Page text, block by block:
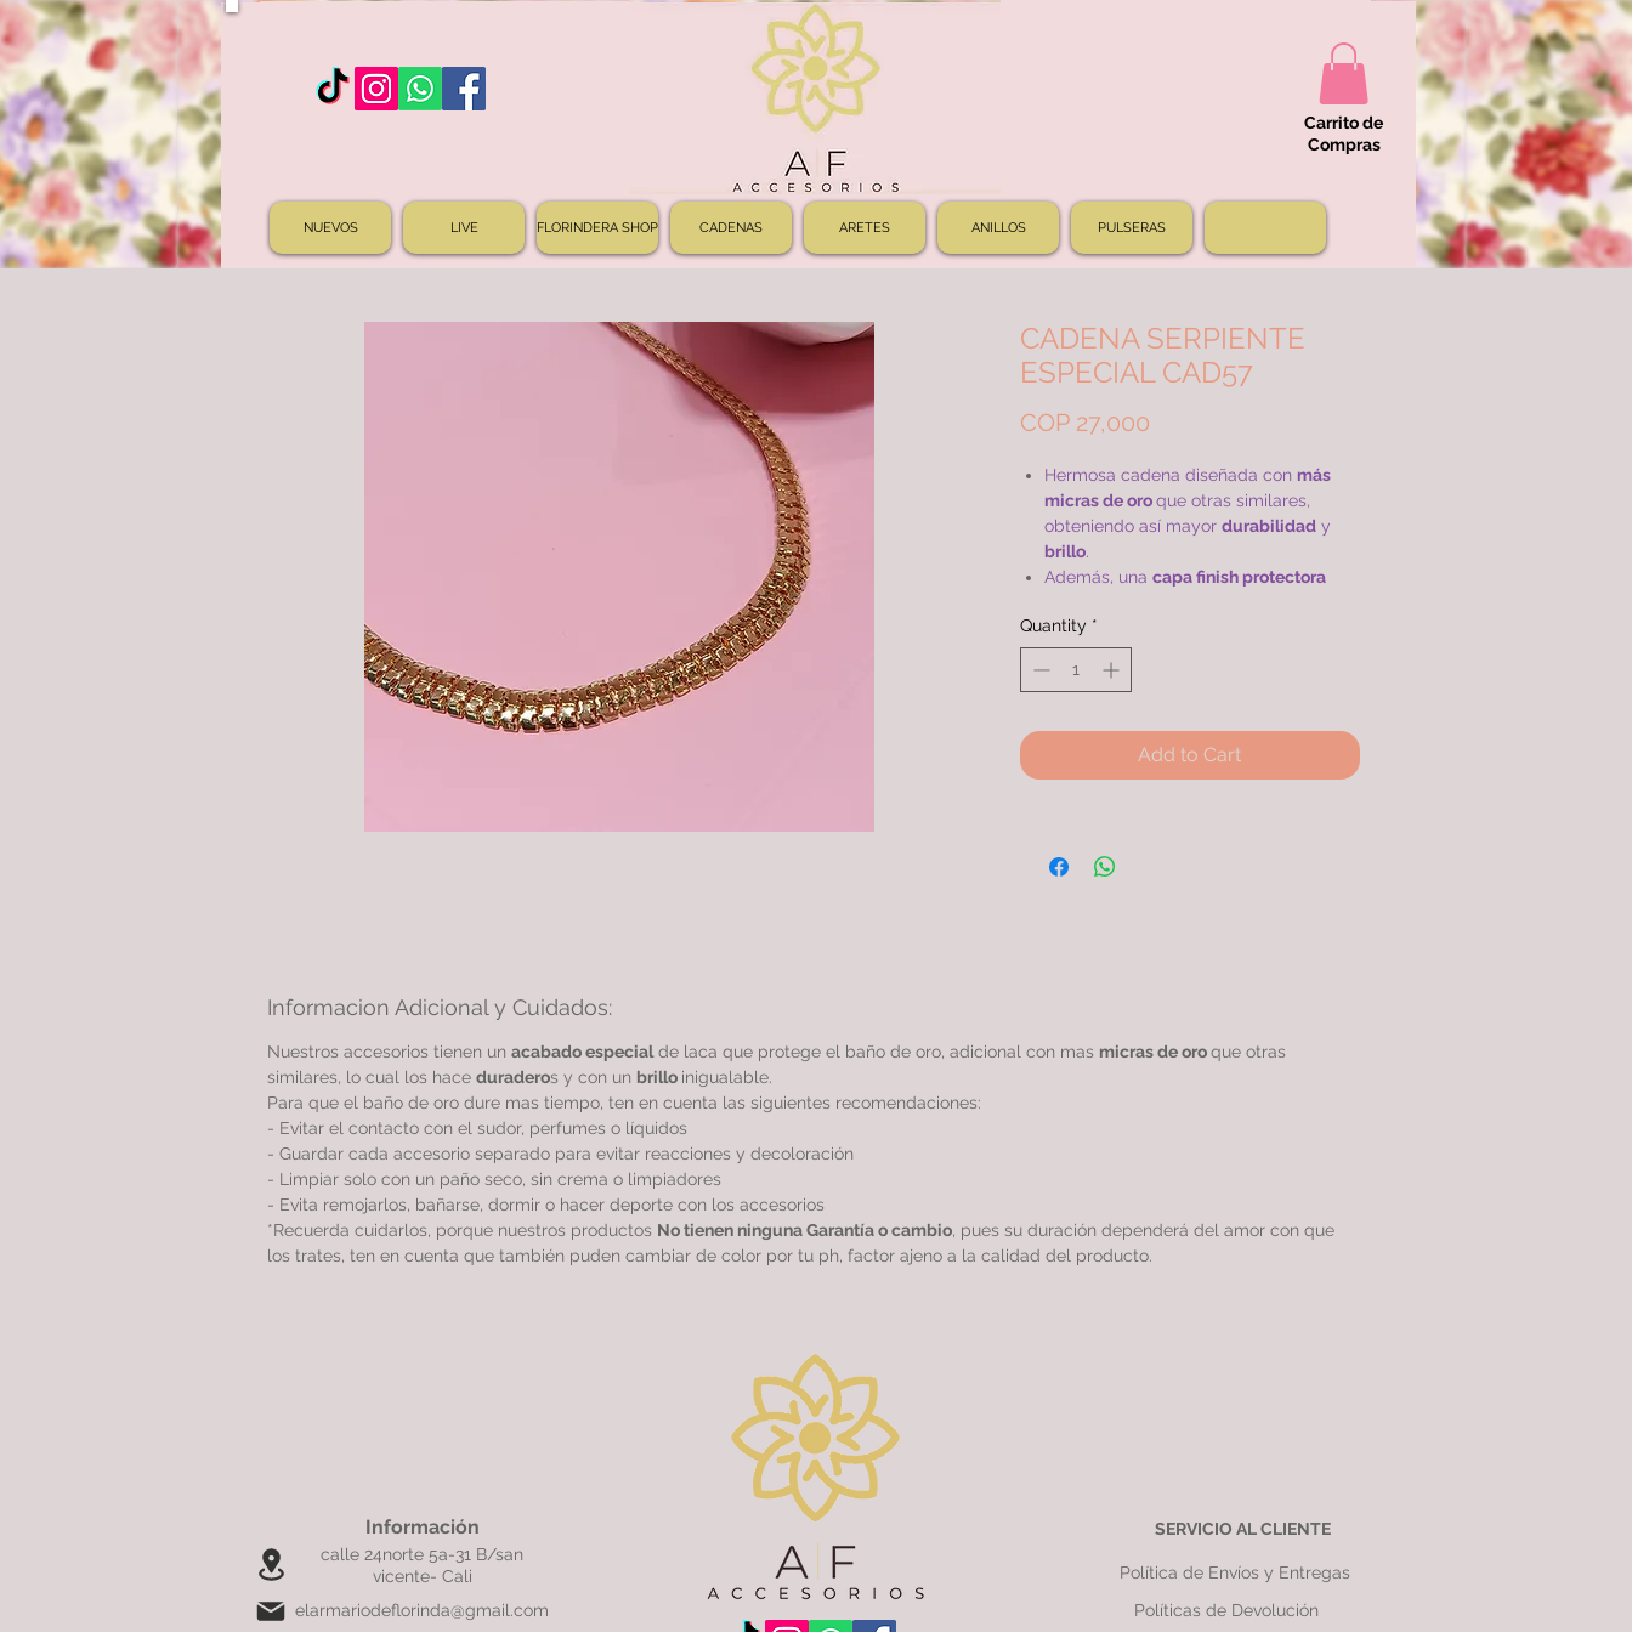
Carrito de
Compras
NUEVOS LIVE FLORINDERA SHOP CADENAS ARETES ANILLOS PULSERAS
CADENA SERPIENTE
ESPECIAL CAD57
COP 27,000Price
Hermosa cadena diseñada con más
micras de oroque otras similares,
obteniendo así mayor durabilidady
brillo.
Además, una capa finish protectora
comparación con otros productos
similares.
Cadena de 45cm con doble baño de
garantizando unacalidad excepcional.
Quantity *
Add to Cart
Informacion Adicional y Cuidados:
Nuestros accesorios tienen un acabado especialde laca que protege el baño de oro, adicional con mas micras de oroque otras
similares, lo cual los hace duraderos y con un brillo inigualable.
Para que el baño de oro dure mas tiempo, ten en cuenta las siguientes recomendaciones:
- Evitar el contacto con el sudor, perfumes o líquidos
- Guardar cada accesorio separado para evitar reacciones y decoloración
- Limpiar solo con un paño seco, sin crema o limpiadores
- Evita remojarlos, bañarse, dormir o hacer deporte con los accesorios
*Recuerda cuidarlos, porque nuestros productos No tienen ninguna Garantía o cambio, pues su duración dependerá del amor con que
los trates, ten en cuenta que también puden cambiar de color por tu ph, factor ajeno a la calidad del producto.
Información
calle 24norte 5a-31 B/san
vicente- Cali
elarmariodeflorinda@gmail.com
SERVICIO AL CLIENTE
Política de Envíos y Entregas
Políticas de Devolución